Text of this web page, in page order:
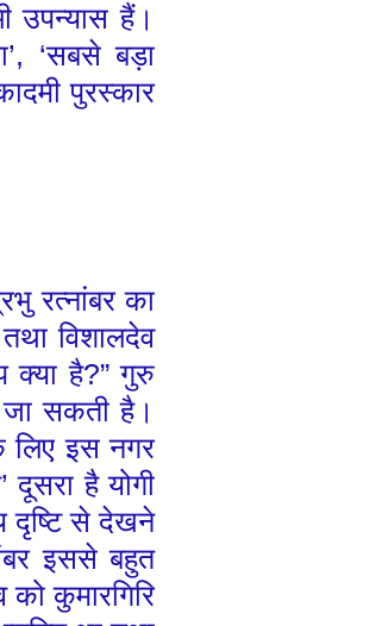
उपन्यास हैं।
’, ‘सबसे बड़ा
पुरस्कार
रत्नांबर का
विशालदेव
क्या है?”गुरु
जा सकती है।
लिएइस नगर
’दूसरा है योगी
दृष्टि से देखने
इससे बहुत
कुमारगिरि